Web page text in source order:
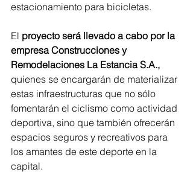
estacionamiento para bicicletas.
El proyecto será llevado a cabo por la
empresa Construcciones y
Remodelaciones La Estancia S.A.,
quienes se encargarán de materializar
estas infraestructuras que no sólo
fomentarán el ciclismo como actividad
deportiva, sino que también ofrecerán
espacios seguros y recreativos para
los amantes de este deporte en la
capital.